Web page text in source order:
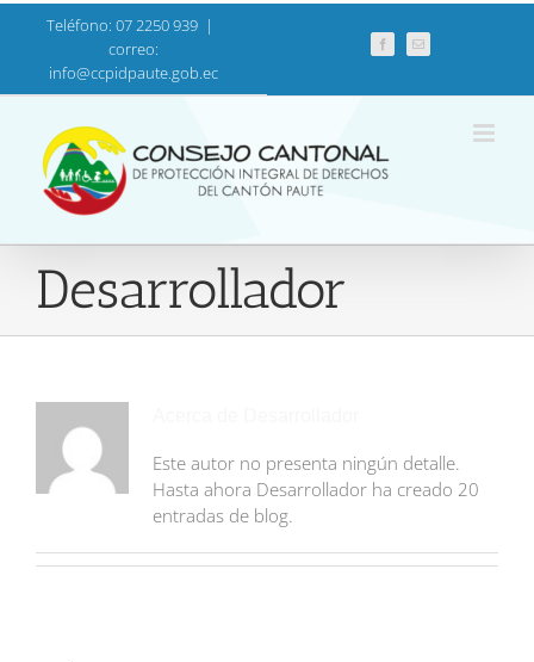
contenido
Teléfono: 07 2250 939 |
correo:
info@ccpidpaute.gob.ec
FacebookCorreo
electrónico
Desarrollador
Este autor no presenta ningún detalle.
Hasta ahora Desarrollador ha creado 20
entradas de blog.